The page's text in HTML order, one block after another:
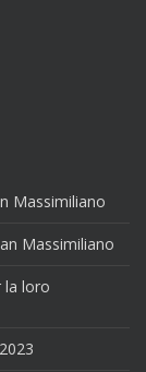
Massimiliano
Massimiliano
la loro